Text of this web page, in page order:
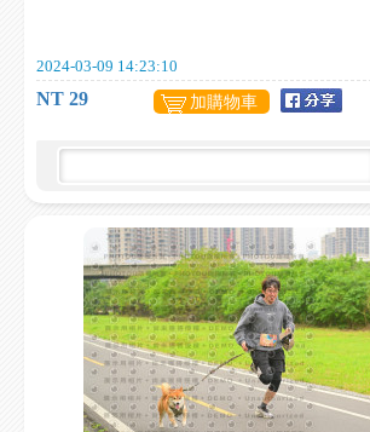
2024-03-09 14:23:10
NT 29 加購物車